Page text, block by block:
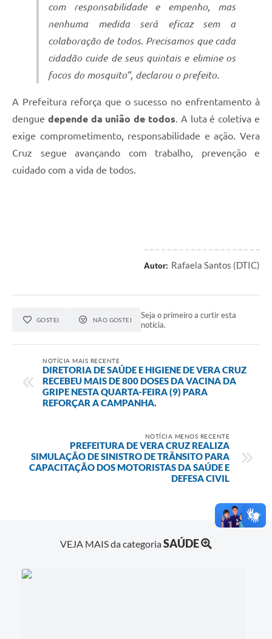
com responsabilidade e empenho, mas
nenhuma medida será eficaz sem a
colaboração de todos. Precisamos que cada
cidadão cuide de seus quintais e elimine os
focos do mosquito”, declarou o prefeito.
A Prefeitura reforça que o sucesso no enfrentamento à
dengue depende da união de todos . A luta é coletiva e
exige comprometimento, responsabilidade e ação. Vera
Cruz segue avançando com trabalho, prevenção e
cuidado com a vida de todos.
Autor: Rafaela Santos (DTIC)
GOSTEI NÃO GOSTEI
Seja o primeiro a curtir esta
notícia.
NOTÍCIA MAIS RECENTE
DIRETORIA DE SAÚDE E HIGIENE DE VERA CRUZ
RECEBEU MAIS DE 800 DOSES DA VACINA DA
GRIPE NESTA QUARTA-FEIRA (9) PARA
REFORÇAR A CAMPANHA.
NOTÍCIA MENOS RECENTE
PREFEITURA DE VERA CRUZ REALIZA
SIMULAÇÃO DE SINISTRO DE TRÂNSITO PARA
CAPACITAÇÃO DOS MOTORISTAS DA SAÚDE E
DEFESA CIVIL
VEJA MAIS da categoriaSAÚDE